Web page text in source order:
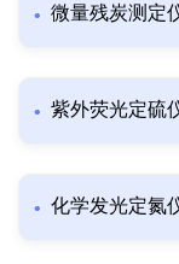
微量残炭测定
紫外荧光定硫
化学发光定氮